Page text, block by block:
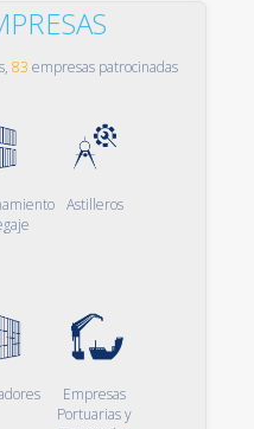
83 empresas patrocinadas
Astilleros
Empresas
Portuarias y